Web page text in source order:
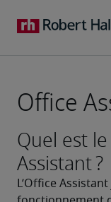
Office
Quel est
Assistant ?
L’Office